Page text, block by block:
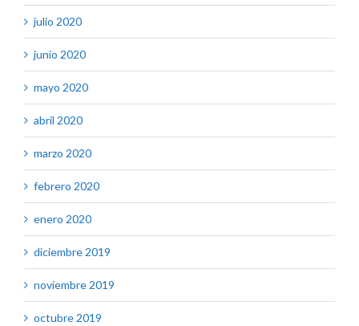
julio 2020
junio 2020
mayo 2020
abril 2020
marzo 2020
febrero 2020
enero 2020
diciembre 2019
noviembre 2019
octubre 2019